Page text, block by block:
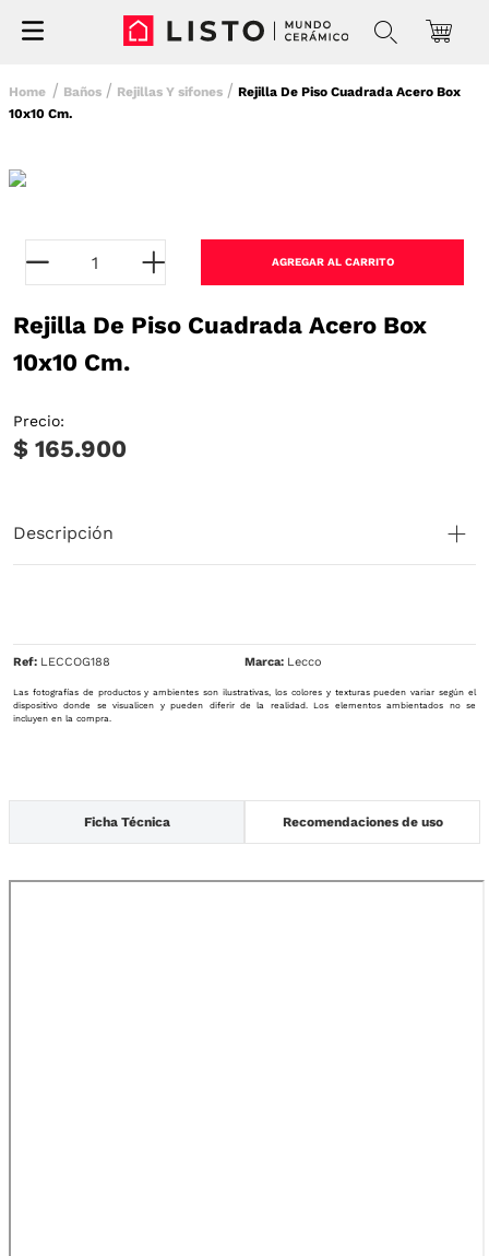
Baños Rejillas Y sifones
Rejilla De Piso Cuadrada Acero Box
10x10 Cm.
AGREGAR AL CARRITO
Rejilla De Piso Cuadrada Acero Box
10x10 Cm.
Precio:
$ 165.900
Descripción
Ref: LECCOG188 Lecco
Las fotografías de productos y ambientes son ilustrativas, los colores y texturas pueden variar según el
dispositivo donde se visualicen y pueden diferir de la realidad. Los elementos ambientados no se
incluyen en la compra.
Ficha Técnica Recomendaciones de uso